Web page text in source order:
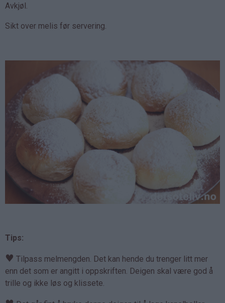
Avkjøl.
Sikt over melis før servering.
Tips:
♥ Tilpass melmengden. Det kan hende du trenger litt mer
enn det som er angitt i oppskriften. Deigen skal være god å
trille og ikke løs og klissete.